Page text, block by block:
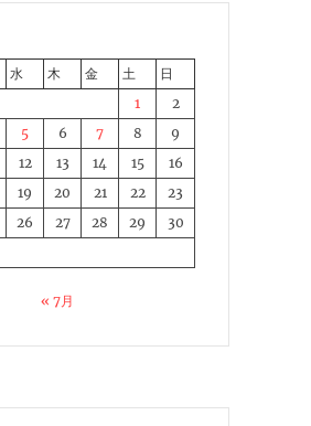
水 木 金 土
日
1
2
5 6 7 8
9
12 13 14 15
16
19 20 21 22
23
26 27 28 29
30
« 7月